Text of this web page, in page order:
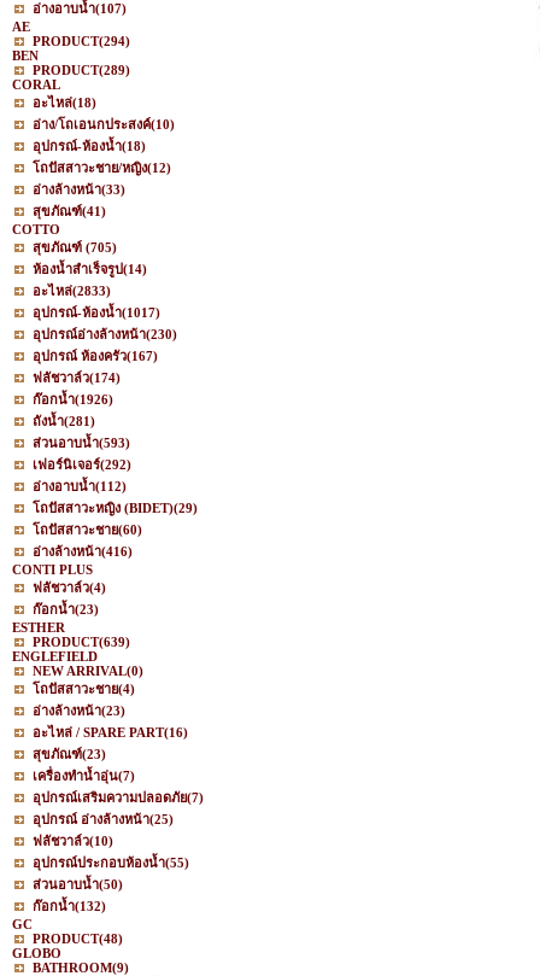
อ่างอาบน้ำ(107)
AE
PRODUCT(294)
BEN
PRODUCT(289)
CORAL
อะไหล่(18)
อ่าง/โถเอนกประสงค์(10)
อุปกรณ์-ห้องน้ำ(18)
โถปัสสาวะชาย/หญิง(12)
อ่างล้างหน้า(33)
สุขภัณฑ์(41)
COTTO
สุขภัณฑ์ (705)
ห้องน้ำสำเร็จรูป(14)
อะไหล่(2833)
อุปกรณ์-ห้องน้ำ(1017)
อุปกรณ์อ่างล้างหน้า(230)
อุปกรณ์ ห้องครัว(167)
ฟลัชวาล์ว(174)
ก๊อกน้ำ(1926)
ถังน้ำ(281)
ส่วนอาบน้ำ(593)
เฟอร์นิเจอร์(292)
อ่างอาบน้ำ(112)
โถปัสสาวะหญิง (BIDET)(29)
โถปัสสาวะชาย(60)
อ่างล้างหน้า(416)
CONTI PLUS
ฟลัชวาล์ว(4)
ก๊อกน้ำ(23)
ESTHER
PRODUCT(639)
ENGLEFIELD
NEW ARRIVAL(0)
โถปัสสาวะชาย(4)
อ่างล้างหน้า(23)
อะไหล่ / SPARE PART(16)
สุขภัณฑ์(23)
เครื่องทำน้ำอุ่น(7)
อุปกรณ์เสริมความปลอดภัย(7)
อุปกรณ์ อ่างล้างหน้า(25)
ฟลัชวาล์ว(10)
อุปกรณ์ประกอบห้องน้ำ(55)
ส่วนอาบน้ำ(50)
ก๊อกน้ำ(132)
GC
PRODUCT(48)
GLOBO
BATHROOM(9)